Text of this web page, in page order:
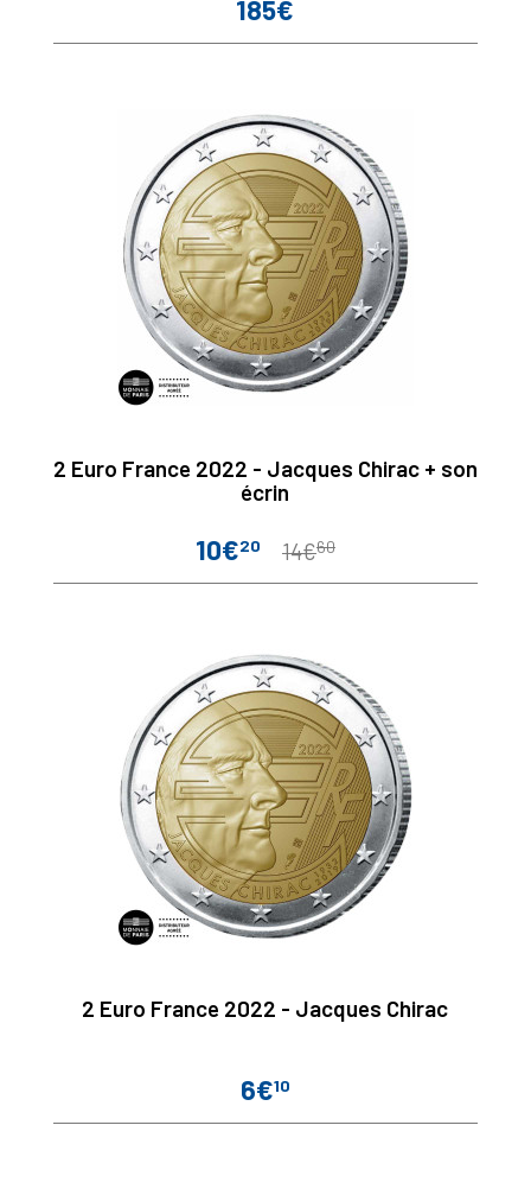
Prix
185€
2 Euro France 2022 - Jacques Chirac + son
écrin
Prix
10€20
Prix
14€60
2 Euro France 2022 - Jacques Chirac
Prix
6€10